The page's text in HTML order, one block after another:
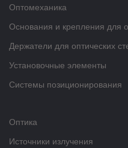
Оптомеханика
Основания и крепления для
Держатели для оптических
Установочные элементы
Системы позиционирования
Оптика
Источники излучения